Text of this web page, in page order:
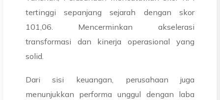
tertinggi sepanjang sejarah dengan skor
101,06. Mencerminkan akselerasi
transformasi dan kinerja operasional yang
solid.
Dari sisi keuangan, perusahaan juga
menunjukkan performa unggul dengan laba